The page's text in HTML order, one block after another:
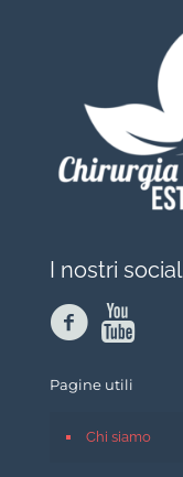
I nostri social
Pagine utili
Chi siamo